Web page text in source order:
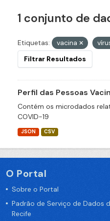
1 conjunto de
Etiquetas: vacina
Filtrar Resultados
Perfil das Pessoas
Contém os microdados
COVID-19
JSON CSV
O Portal
Sobre o Portal
Padrão de Serviço de Dados
Recife